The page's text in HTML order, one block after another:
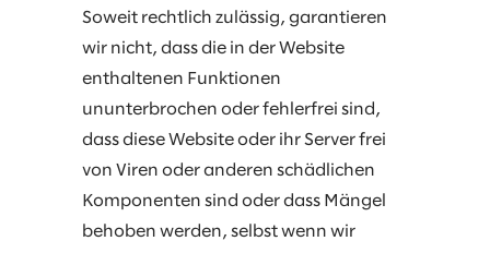
Soweit rechtlich zulässig, garantieren
wir nicht, dass die in der Website
enthaltenen Funktionen
ununterbrochen oder fehlerfrei sind,
dass diese Website oder ihr Server frei
von Viren oder anderen schädlichen
Komponenten sind oder dass Mängel
behoben werden, selbst wenn wir